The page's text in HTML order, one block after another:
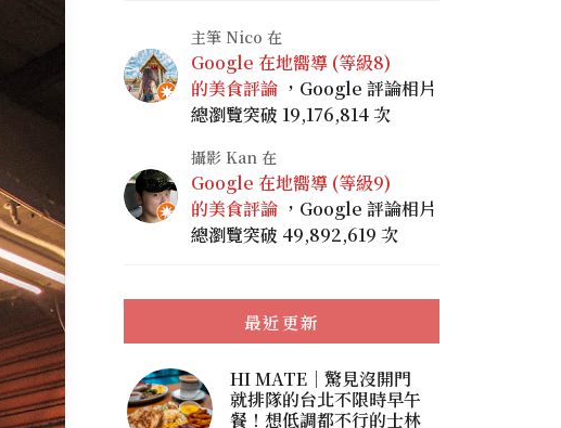
主筆 Nico 在
Google 在地嚮導 (等級8)
的美食評論 ，Google 評論相片
總瀏覽突破 19,176,814 次
攝影 Kan 在
Google 在地嚮導 (等級9)
的美食評論 ，Google 評論相片
總瀏覽突破 49,892,619 次
最近更新
HI MATE｜驚見沒開門
就排隊的台北不限時早午
餐！想低調都不行的士林